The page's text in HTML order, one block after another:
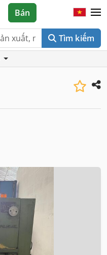
Tìm kiếm
Bán